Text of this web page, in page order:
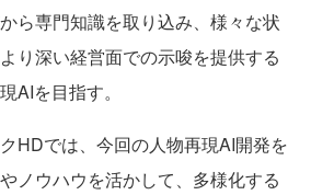
ら専門知識を取り込み、様々な状
り深い経営面での示唆を提供する
AIを目指す。
HDでは、今回の人物再現AI開発を
ノウハウを活かして、多様化する